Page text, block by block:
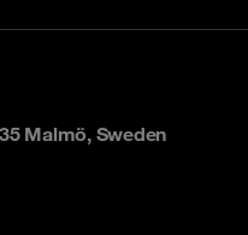
Malmö, Sweden